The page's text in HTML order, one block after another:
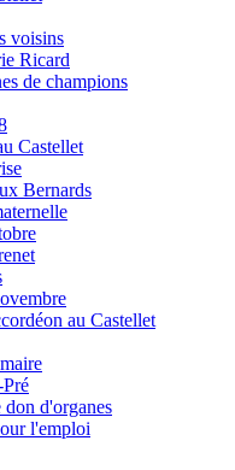
voisins
Ricard
de champions
Castellet
Bernards
au Castellet
d'organes
l'emploi